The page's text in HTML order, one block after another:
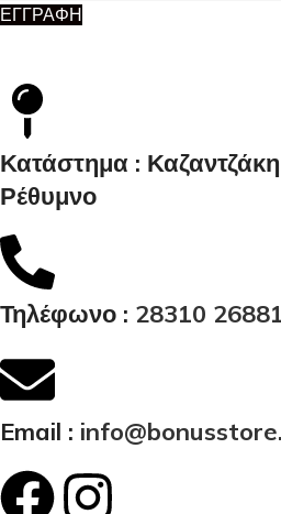
ΕΓΓΡΑΦΗ
Κατάστημα :
Ρέθυμνο
Τηλέφωνο : 28310
Email :